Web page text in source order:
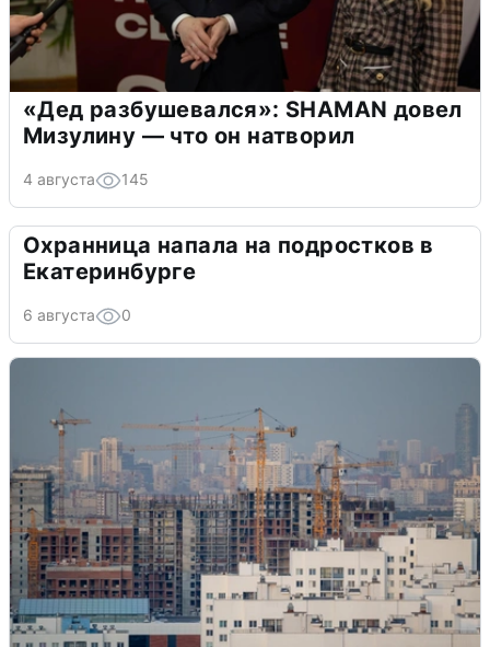
«Дед разбушевался»: SHAMAN довел
Мизулину — что он натворил
4 августа 145
Охранница напала на подростков в
Екатеринбурге
6 августа 0